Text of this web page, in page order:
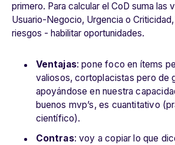
primero. Para calcular el CoD suma las
Usuario-Negocio, Urgencia o
riesgos - habilitar oportunidades.
Ventajas: pone foco en ítems
valiosos, cortoplacistas pero de
apoyándose en nuestra
buenos mvp’s, es cuantitativo
científico).
Contras: voy a copiar lo que